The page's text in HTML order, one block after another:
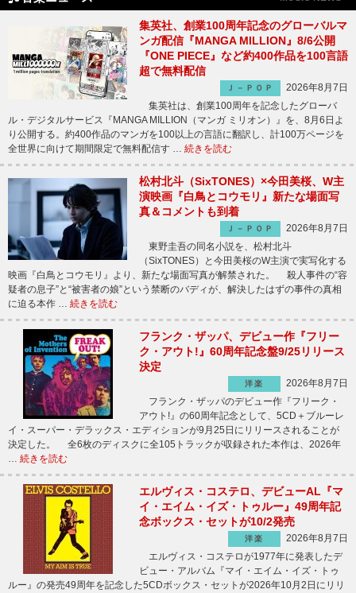
集英社、創業100周年記念のグローバルマ
ンガ配信『MANGA MILLION』8/6公開
『ONE PIECE』など約400作品を100言語
超で無料配信
Ｊ－ＰＯＰ
2026年8月7日
集英社は、創業100周年を記念したグローバ
ル・デジタルサービス『MANGA MILLION（マンガ ミリオン）』を、8月6日よ
り公開する。約400作品のマンガを100以上の言語に翻訳し、計100万ページを
全世界に向けて期間限定で無料配信す … 続きを読む
松村北斗（SixTONES）×今田美桜、W主
演映画『白鳥とコウモリ』新たな場面写
真＆コメントも到着
Ｊ－ＰＯＰ
2026年8月7日
東野圭吾の同名小説を、松村北斗
（SixTONES）と今田美桜のW主演で実写化する
映画『白鳥とコウモリ』より、新たな場面写真が解禁された。 殺人事件の“容
疑者の息子”と“被害者の娘”という禁断のバディが、解決したはずの事件の真相
に迫る本作 … 続きを読む
フランク・ザッパ、デビュー作『フリー
ク・アウト!』60周年記念盤9/25リリース
決定
洋楽
2026年8月7日
フランク・ザッパのデビュー作『フリーク・
アウト!』の60周年記念として、5CD＋ブルーレ
イ・スーパー・デラックス・エディションが9月25日にリリースされることが
決定した。 全6枚のディスクに全105トラックが収録された本作は、2026年
… 続きを読む
エルヴィス・コステロ、デビューAL『マ
イ・エイム・イズ・トゥルー』49周年記
念ボックス・セットが10/2発売
洋楽
2026年8月7日
エルヴィス・コステロが1977年に発表したデ
ビュー・アルバム『マイ・エイム・イズ・トゥ
ルー』の発売49周年を記念した5CDボックス・セットが2026年10月2日にリリ